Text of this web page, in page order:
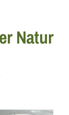
Natur